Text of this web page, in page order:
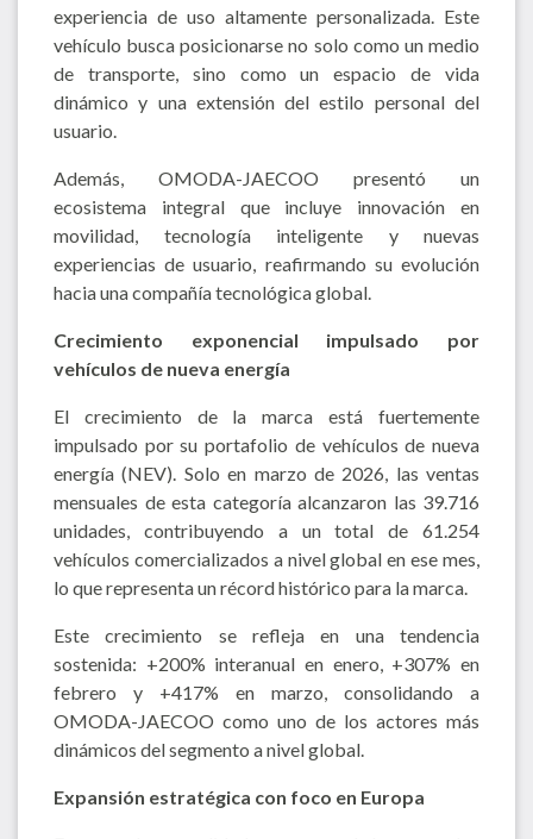
experiencia de uso altamente personalizada. Este
vehículo busca posicionarse no solo como un medio
de transporte, sino como un espacio de vida
dinámico y una extensión del estilo personal del
usuario.
Además, OMODA-JAECOO presentó un
ecosistema integral que incluye innovación en
movilidad, tecnología inteligente y nuevas
experiencias de usuario, reafirmando su evolución
hacia una compañía tecnológica global.
Crecimiento exponencial impulsado por
vehículos de nueva energía
El crecimiento de la marca está fuertemente
impulsado por su portafolio de vehículos de nueva
energía (NEV). Solo en marzo de 2026, las ventas
mensuales de esta categoría alcanzaron las 39.716
unidades, contribuyendo a un total de 61.254
vehículos comercializados a nivel global en ese mes,
lo que representa un récord histórico para la marca.
Este crecimiento se refleja en una tendencia
sostenida: +200% interanual en enero, +307% en
febrero y +417% en marzo, consolidando a
OMODA-JAECOO como uno de los actores más
dinámicos del segmento a nivel global.
Expansión estratégica con foco en Europa